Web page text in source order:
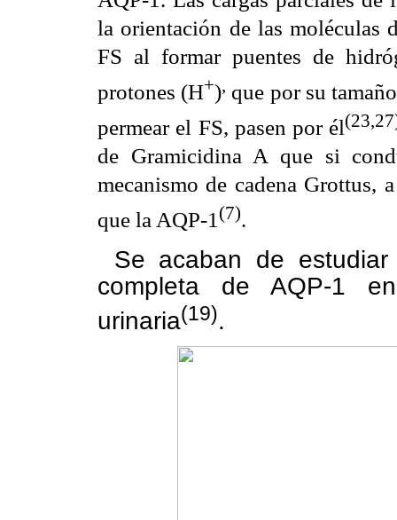
la orientación de las moléculas
FS al formar puentes de
protones (H+), que por su
permear el FS, pasen por él
de Gramicidina A que si
mecanismo de cadena Grottus,
que la AQP-1(7).
Se acaban de
completa de AQP-1
urinaria(19).